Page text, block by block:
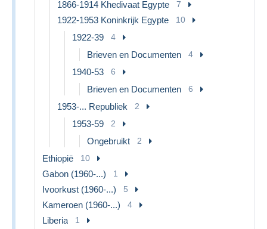
1866-1914 Khedivaat Egypte 7
1922-1953 Koninkrijk Egypte 10
1922-39 4
Brieven en Documenten 4
1940-53 6
Brieven en Documenten 6
1953-... Republiek 2
1953-59 2
Ongebruikt 2
Ethiopië 10
Gabon (1960-...) 1
Ivoorkust (1960-...) 5
Kameroen (1960-...) 4
Liberia 1